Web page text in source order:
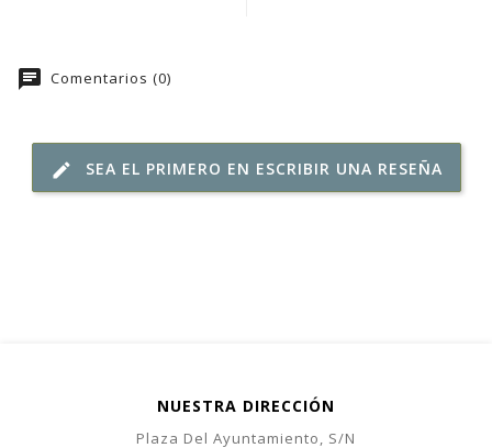
chat Comentarios (0)
edit SEA EL PRIMERO EN ESCRIBIR UNA RESEÑA
NUESTRA DIRECCIÓN
Plaza Del Ayuntamiento, S/N